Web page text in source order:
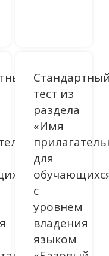
тест из
раздела
«Имя
для
с
уровнем
владения
языком